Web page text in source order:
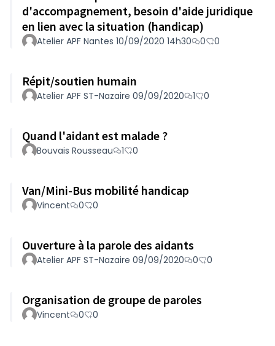
d'accompagnement, besoin d'aide juridique
en lien avec la situation (handicap)
Atelier APF Nantes 10/09/2020 14h30 0 0
Répit/soutien humain
Atelier APF ST-Nazaire 09/09/2020 1 0
Quand l'aidant est malade ?
Bouvais Rousseau 1 0
Van/Mini-Bus mobilité handicap
Vincent 0 0
Ouverture à la parole des aidants
Atelier APF ST-Nazaire 09/09/2020 0 0
Organisation de groupe de paroles
Vincent 0 0